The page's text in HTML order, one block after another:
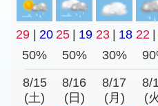
29 20 25 19 23 18 22
50%
50% 30%
8/15
(土)
8/16
(日)
8/17
(月)
8/
(